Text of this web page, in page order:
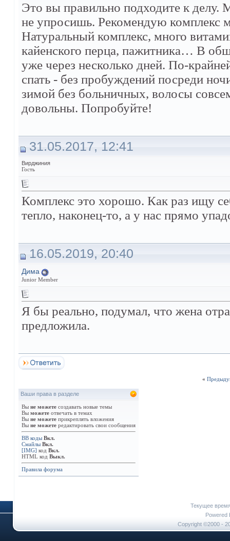
Это вы правильно подходите к
не упросишь. Рекомендую комплекс
Натуральный комплекс, много
кайенского перца, пажитника… В
уже через несколько дней. По-
спать - без пробуждений посреди
зимой без больничных, волосы
довольны. Попробуйте!
31.05.2017, 12:41
Вирджиния
Гость
Комплекс это хорошо. Как раз ищу
тепло, наконец-то, а у нас прямо
16.05.2019, 20:40
Дима
Junior Member
Я бы реально, подумал, что жена
предложила.
«
Ваши права в разделе
Вы не можете создавать новые темы
Вы можете отвечать в темах
Вы не можете прикреплять вложения
Вы не можете редактировать свои сообщения
BB коды Вкл.
Смайлы Вкл.
[IMG] код Вкл.
HTML код Выкл.
Правила форума
Текущее
Powered
Copyright ©2000 -